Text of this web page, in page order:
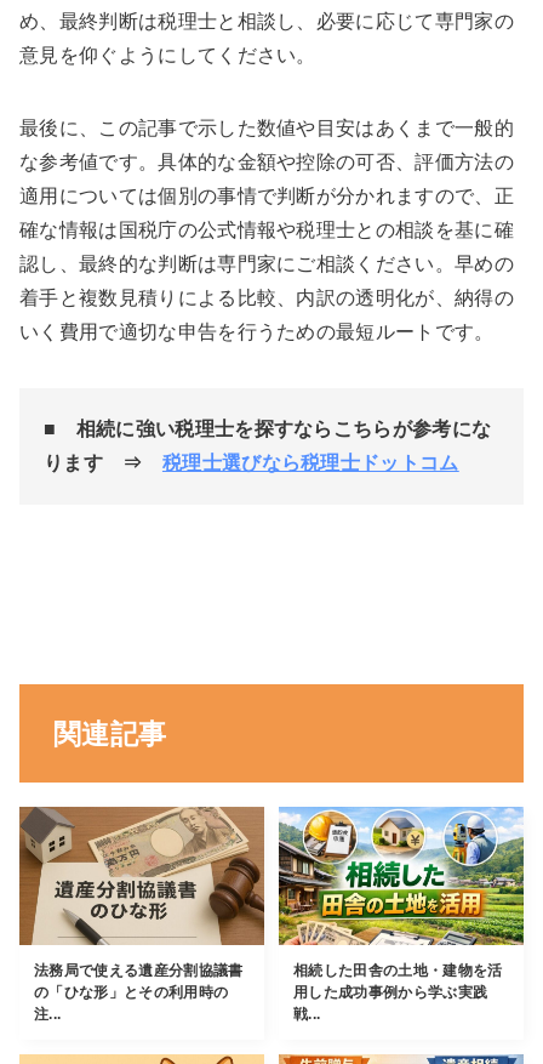
め、最終判断は税理士と相談し、必要に応じて専門家の
意見を仰ぐようにしてください。
最後に、この記事で示した数値や目安はあくまで一般的
な参考値です。具体的な金額や控除の可否、評価方法の
適用については個別の事情で判断が分かれますので、正
確な情報は国税庁の公式情報や税理士との相談を基に確
認し、最終的な判断は専門家にご相談ください。早めの
着手と複数見積りによる比較、内訳の透明化が、納得の
いく費用で適切な申告を行うための最短ルートです。
■ 相続に強い税理士を探すならこちらが参考にな
ります ⇒
税理士選びなら税理士ドットコム
関連記事
法務局で使える遺産分割協議書
の「ひな形」とその利用時の
注...
相続した田舎の土地・建物を活
用した成功事例から学ぶ実践
戦...